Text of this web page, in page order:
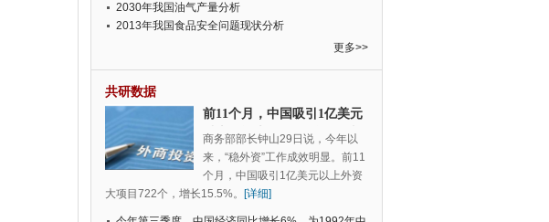
2030年我国油气产量分析
2013年我国食品安全问题现状分析
更多>>
共研数据
前11个月，中国吸引1亿美元
以上外资大项目722个，增长
15.5%
商务部部长钟山29日说，今年以
来，“稳外资”工作成效明显。前11
个月，中国吸引1亿美元以上外资
大项目722个，增长15.5%。 [详细]